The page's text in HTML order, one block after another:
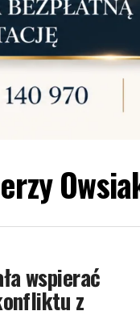
wspierać
z